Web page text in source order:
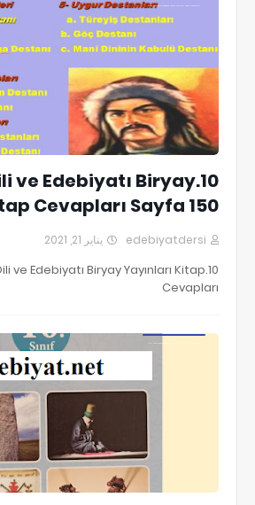
10.Sınıf Türk Dili ve Edebiyatı Biryay Yayınları Kitap Cevapları
Dili ve Edebiyatı Biryay
Cevapları Sayfa 150
edebiyatdersi يناير 21, 2021
Dili ve Edebiyatı Biryay Yayınları Kitap
Cevapları